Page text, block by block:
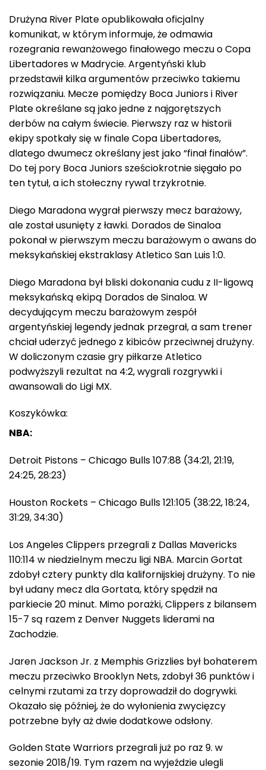
Drużyna River Plate opublikowała oficjalny
komunikat, w którym informuje, że odmawia
rozegrania rewanżowego finałowego meczu o Copa
Libertadores w Madrycie. Argentyński klub
przedstawił kilka argumentów przeciwko takiemu
rozwiązaniu. Mecze pomiędzy Boca Juniors i River
Plate określane są jako jedne z najgorętszych
derbów na całym świecie. Pierwszy raz w historii
ekipy spotkały się w finale Copa Libertadores,
dlatego dwumecz określany jest jako “finał finałów”.
Do tej pory Boca Juniors sześciokrotnie sięgało po
ten tytuł, a ich stołeczny rywal trzykrotnie.
Diego Maradona wygrał pierwszy mecz barażowy,
ale został usunięty z ławki. Dorados de Sinaloa
pokonał w pierwszym meczu barażowym o awans do
meksykańskiej ekstraklasy Atletico San Luis 1:0.
Diego Maradona był bliski dokonania cudu z II-ligową
meksykańską ekipą Dorados de Sinaloa. W
decydującym meczu barażowym zespół
argentyńskiej legendy jednak przegrał, a sam trener
chciał uderzyć jednego z kibiców przeciwnej drużyny.
W doliczonym czasie gry piłkarze Atletico
podwyższyli rezultat na 4:2, wygrali rozgrywki i
awansowali do Ligi MX.
Koszykówka:
NBA:
Detroit Pistons – Chicago Bulls 107:88 (34:21, 21:19,
24:25, 28:23)
Houston Rockets – Chicago Bulls 121:105 (38:22, 18:24,
31:29, 34:30)
Los Angeles Clippers przegrali z Dallas Mavericks
110:114 w niedzielnym meczu ligi NBA. Marcin Gortat
zdobył cztery punkty dla kalifornijskiej drużyny. To nie
był udany mecz dla Gortata, który spędził na
parkiecie 20 minut. Mimo porażki, Clippers z bilansem
15-7 są razem z Denver Nuggets liderami na
Zachodzie.
Jaren Jackson Jr. z Memphis Grizzlies był bohaterem
meczu przeciwko Brooklyn Nets, zdobył 36 punktów i
celnymi rzutami za trzy doprowadził do dogrywki.
Okazało się później, że do wyłonienia zwycięzcy
potrzebne były aż dwie dodatkowe odsłony.
Golden State Warriors przegrali już po raz 9. w
sezonie 2018/19. Tym razem na wyjeździe ulegli